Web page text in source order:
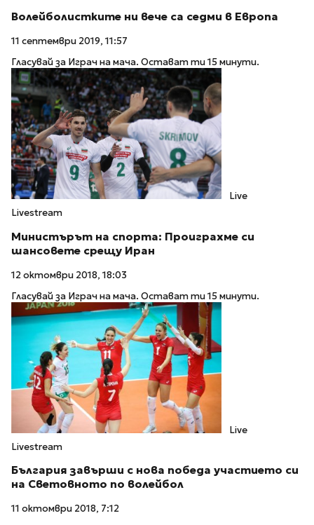
Волейболистките ни вече са седми в Европа
11 септември 2019, 11:57
Гласувай за Играч на мача. Остават ти 15 минути.
Live
Livestream
Министърът на спорта: Проиграхме си
шансовете срещу Иран
12 октомври 2018, 18:03
Гласувай за Играч на мача. Остават ти 15 минути.
Live
Livestream
България завърши с нова победа участието си
на Световното по волейбол
11 октомври 2018, 7:12